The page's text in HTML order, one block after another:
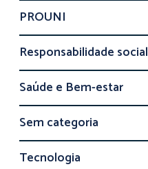
PROUNI
Responsabilidade social
Saúde e Bem-estar
Sem categoria
Tecnologia